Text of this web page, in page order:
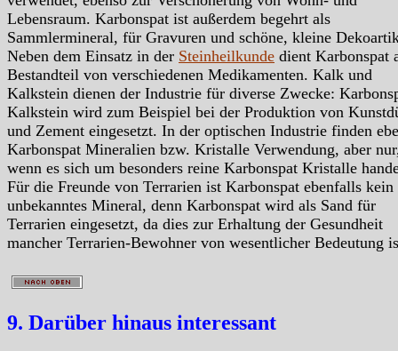
Lebensraum. Karbonspat ist außerdem begehrt als
Sammlermineral, für Gravuren und schöne, kleine
Neben dem Einsatz in der Steinheilkunde dient Karbonspat
Bestandteil von verschiedenen Medikamenten. Kalk und
Kalkstein dienen der Industrie für diverse Zwecke:
Kalkstein wird zum Beispiel bei der Produktion von
und Zement eingesetzt. In der optischen Industrie finden
Karbonspat Mineralien bzw. Kristalle Verwendung, aber
wenn es sich um besonders reine Karbonspat Kristalle
Für die Freunde von Terrarien ist Karbonspat ebenfalls kein
unbekanntes Mineral, denn Karbonspat wird als Sand für
Terrarien eingesetzt, da dies zur Erhaltung der Gesundheit
mancher Terrarien-Bewohner von wesentlicher Bedeutung
9. Darüber hinaus interessant